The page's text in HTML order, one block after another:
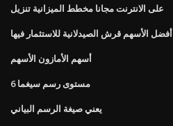
على الانترنت مجانا مخطط الميزانية تنزيل
أفضل الأسهم قرش الصيدلانية للاستثمار فيها
أسهم الأمازون الأسهم
6 مستوى رسم سيغما
يعني صيغة الرسم البياني